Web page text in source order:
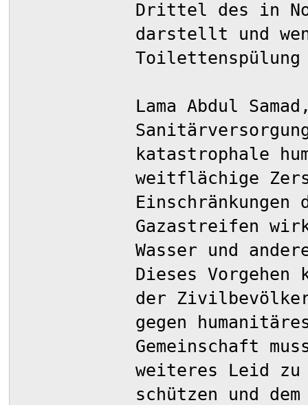
Drittel des in
darstellt und
Lama Abdul
katastrophale
weitflächige
Gazastreifen
Wasser und
Dieses
der
gegen
Gemeinschaft
weiteres Leid zu
schützen und